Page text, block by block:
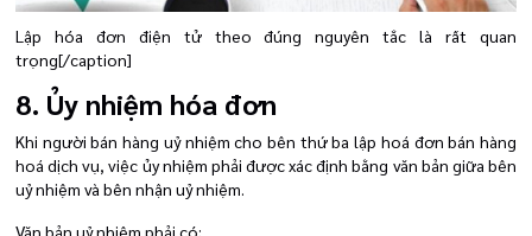
Lập hóa đơn điện tử theo đúng nguyên tắc là rất quan
trọng[/caption]
8. Ủy nhiệm hóa đơn
Khi người bán hàng uỷ nhiệm cho bên thứ ba lập hoá đơn bán hàng
hoá dịch vụ, việc ủy nhiệm phải được xác định bằng văn bản giữa bên
uỷ nhiệm và bên nhận uỷ nhiệm.
Văn bản uỷ nhiệm phải có: